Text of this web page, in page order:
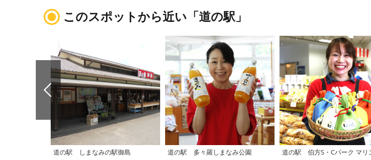
このスポットから近い「道の駅」
道の駅 しまなみの駅御島 道の駅 多々羅しまなみ公園